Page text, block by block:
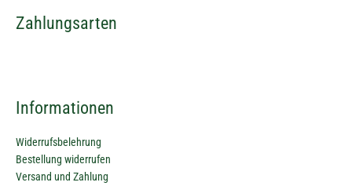
Zahlungsarten
Informationen
Widerrufsbelehrung
Bestellung widerrufen
Versand und Zahlung